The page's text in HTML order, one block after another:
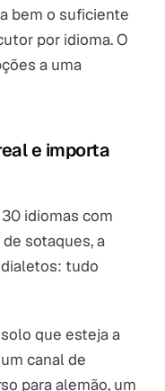
bem o suficiente
por idioma. O
a uma
e importa
idiomas com
sotaques, a
tudo
que esteja a
canal de
para alemão, um